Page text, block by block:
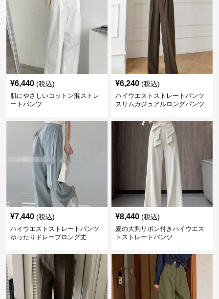
¥6,440 (税込)
肌にやさしいコットン混ストレ
ートパンツ
¥6,240 (税込)
ハイウエストストレートパンツ
スリムカジュアルロングパンツ
¥7,440 (税込)
ハイウエストストレートパンツ
ゆったりドレープロング丈
¥8,440 (税込)
夏の大判リボン付きハイウエス
トストレートパンツ